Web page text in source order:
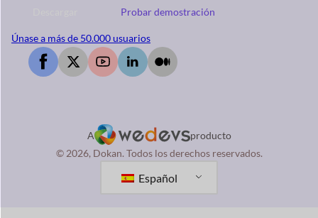
Probar demostración
Únase a más de 50.000 usuarios
A
producto
© 2026, Dokan. Todos los derechos reservados.
Español